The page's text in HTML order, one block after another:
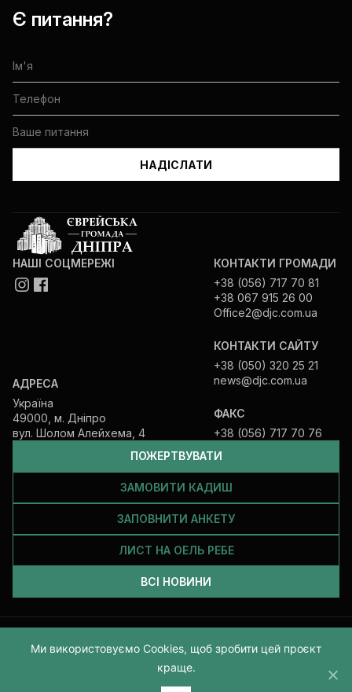
Є питання?
ПОЖЕРТВУВАТИ
ЗАМОВИТИ КАДИШ
ЗАПОВНИТИ АНКЕТУ
ЛИСТ НА ОЕЛЬ РЕБЕ
ВСІ НОВИНИ
НАШІ СОЦМЕРЕЖІ
АДРЕСА
Україна
49000, м. Дніпро
вул. Шолом Алейхема, 4
КОНТАКТИ ГРОМАДИ
+38 (056) 717 70 81
+38 067 915 26 00
Office2@djc.com.ua
КОНТАКТИ САЙТУ
+38 (050) 320 25 21
news@djc.com.ua
ФАКС
+38 (056) 717 70 76
Усі права захищені та належать Єврейській громаді Дніпра
2026
пропонувати вам найактуальніші заходи
та корисну інформацію, нам важлива
більше про вашу родину, щоб
враховувати вік та інтереси кожного при
ласка, підтвердіть свою згоду, щоб ми
могли бути ще ближчими та
кориснішими для вас.
Я, відповідно до вказаної мною
інформації для створення бази даних
Єврейської громади Дніпра, керуючись
Законом України «Про захист
персональних даних», надаю Єврейській
релігійній громаді Дніпра дозвіл на
ПІДПИСАТИСЬ
Ми використовуємо Cookies, щоб зробити цей проєкт
краще.